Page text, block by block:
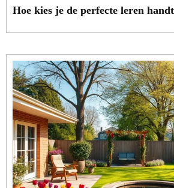
Hoe kies je de perfecte leren